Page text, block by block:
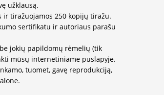
užklausą.
ir tiražuojamos 250 kopijų tiražu.
sertifikatu ir autoriaus parašu
jokių papildomų rėmelių (tik
mūsų internetiniame puslapyje.
tuomet, gavę reprodukciją,